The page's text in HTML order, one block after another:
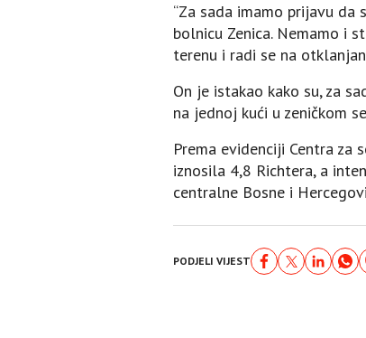
“Za sada imamo prijavu
bolnicu Zenica. Nemamo i
terenu i radi se na
On je istakao kako su, za
na jednoj kući u zeničkom
Prema evidenciji Centra
iznosila 4,8 Richtera, a
centralne Bosne i
PODJELI VIJEST